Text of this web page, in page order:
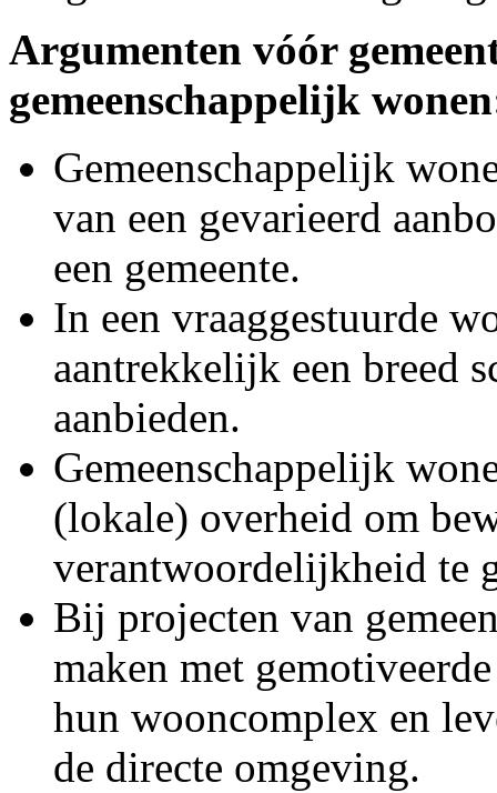
Argumenten vóór
gemeenschappelijk
Gemeenschappelijk
van een gevarieerd
een gemeente.
In een vraaggestuurde
aantrekkelijk een breed
aanbieden.
Gemeenschappelijk
(lokale) overheid om
verantwoordelijkheid te
Bij projecten van
maken met
hun wooncomplex en
de directe omgeving.